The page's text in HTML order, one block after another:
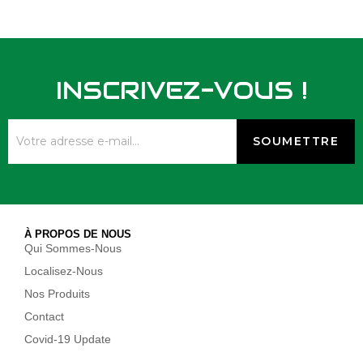
INSCRIVEZ-VOUS !
À PROPOS DE NOUS
Qui Sommes-Nous
Localisez-Nous
Nos Produits
Contact
Covid-19 Update